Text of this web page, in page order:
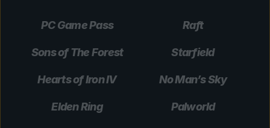
PC Game Pass Raft
Sons of The Forest Starfield
Hearts of Iron IV No Man’s Sky
Elden Ring Palworld